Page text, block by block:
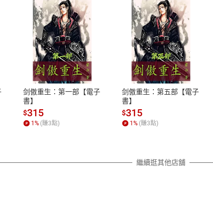
LINE PAY、AFTEE
退換貨規範
本店是否提供消費者保護法七日猶
之權利，遽消費者保護法及通訊交
除權合理例外情事適用準則，依商
質各有不同規定。詳細退換貨說明
照各商品說明。
剑傲重生：第一部【電子
書】
$315
1% (賺3點)
剑傲重生：第五部【電子
書】
$315
1% (賺3點)
繼續逛其他店舖